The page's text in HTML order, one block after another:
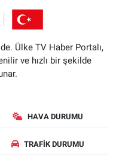
Ülke TV Haber Portalı,
ve hızlı bir şekilde
HAVA DURUMU
TRAFIK DURUMU